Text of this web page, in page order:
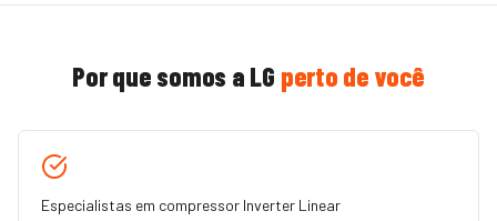
Por que somos a LG perto de você
Especialistas em compressor Inverter Linear